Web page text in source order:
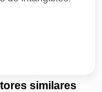
similares